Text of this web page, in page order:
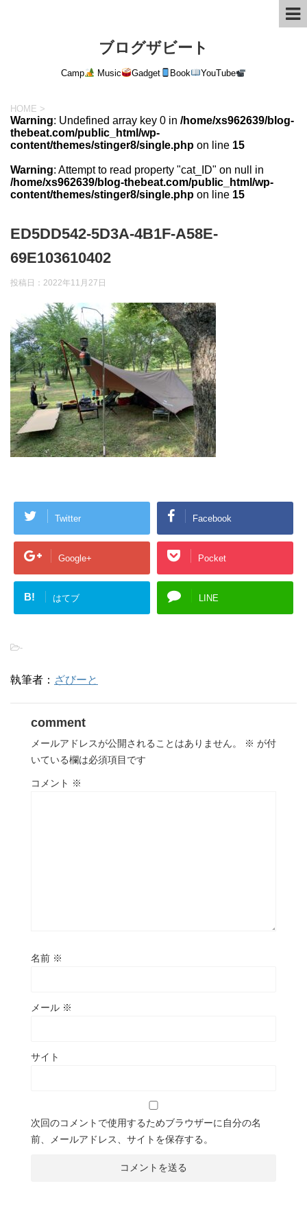
ブログザビート
Camp Music Gadget Book YouTube
HOME >
Warning: Undefined array key 0 in /home/xs962639/blog-
thebeat.com/public_html/wp-
content/themes/stinger8/single.php on line 15
Warning: Attempt to read property "cat_ID" on null in
/home/xs962639/blog-thebeat.com/public_html/wp-
content/themes/stinger8/single.php on line 15
ED5DD542-5D3A-4B1F-A58E-
69E103610402
投稿日： 2022年11月27日
Twitter Facebook
Google+ Pocket
B! はてブ LINE
-
執筆者： ざびーと
comment
メールアドレスが公開されることはありません。 ※ が付
いている欄は必須項目です
コメント ※
名前 ※
メール ※
サイト
次回のコメントで使用するためブラウザーに自分の名
前、メールアドレス、サイトを保存する。